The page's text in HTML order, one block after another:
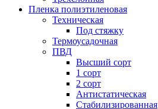
Пленка полиэтиленовая
Техническая
Под стяжку
Термоусадочная
ПВД
Высший сорт
1 сорт
2 сорт
Антистатическая
Стабилизированная